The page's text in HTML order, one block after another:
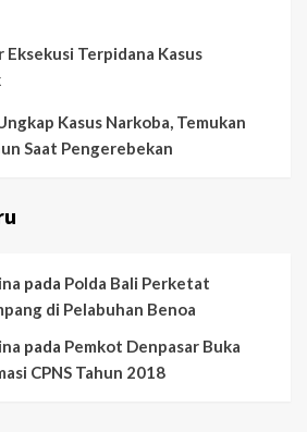
Terpidana Kasus
Kasus Narkoba, Temukan
Saat Pengerebekan
pada Polda Bali Perketat
di Pelabuhan Benoa
pada Pemkot Denpasar Buka
CPNS Tahun 2018